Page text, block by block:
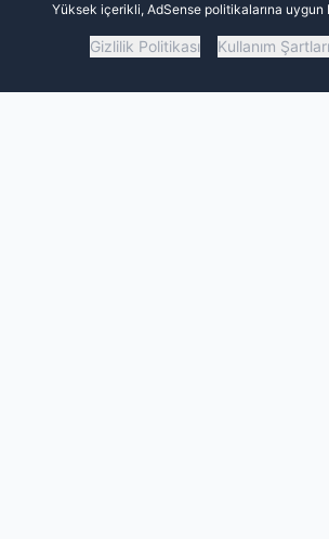
Yüksek içerikli, AdSense politikalarına uygun
Gizlilik Politikası Kullanım Şartları